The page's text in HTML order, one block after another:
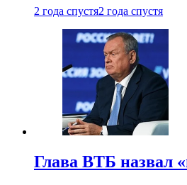
2 года спустя2 года спустя
Глава ВТБ назвал